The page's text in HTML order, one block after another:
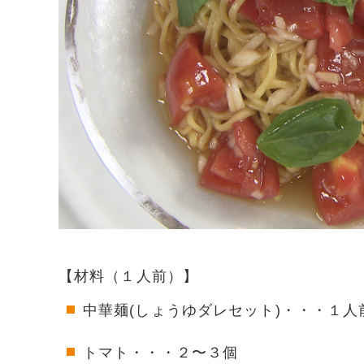
【材料（１人前）】
中華麺(しょうゆダレセット)・・・１人
トマト・・・２〜３個